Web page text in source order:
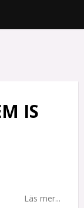
IS
Läs mer...